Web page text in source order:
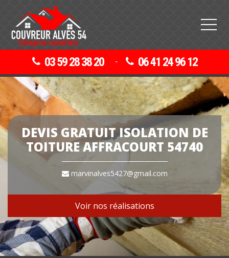
03 59 28 38 20 - 06 41 24 96 12
DEVIS GRATUIT ISOLATION DE
TOITURE AFFRACOURT 54740
marvinalves5427@gmail.com
Voir nos réalisations